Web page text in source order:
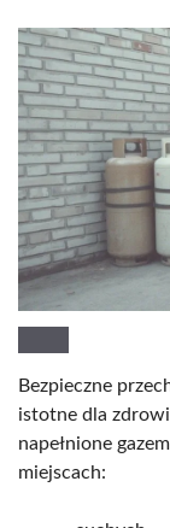
Bezpieczne
istotne dla
napełnione
miejscach: